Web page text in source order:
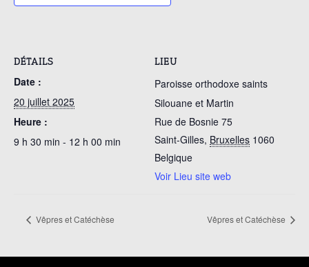
DÉTAILS
Date :
20 juillet 2025
Heure :
9 h 30 min - 12 h 00 min
LIEU
Paroisse orthodoxe saints
Silouane et Martin
Rue de Bosnie 75
Saint-Gilles, Bruxelles 1060
Belgique
Voir Lieu site web
Vêpres et Catéchèse Vêpres et Catéchèse